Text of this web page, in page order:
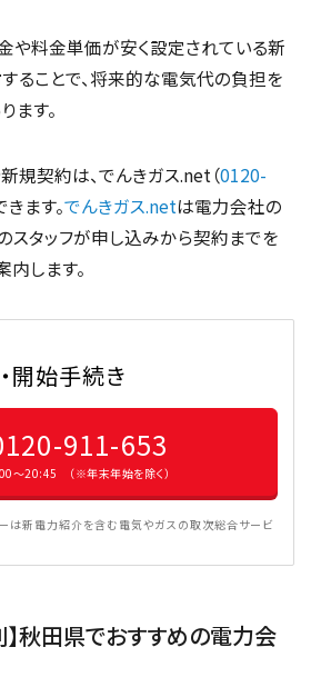
や料金単価が安く設定されている新
ることで、将来的な電気代の負担を
ます。
規契約は、でんきガス.net（0120-
ます。でんきガス.netは電力会社の
スタッフが申し込みから契約までを
します。
開始手続き
911-653
〜20:45 （※年末年始を除く）
は新電力紹介を含む電気やガスの取次総合サービ
】秋田県でおすすめの電力会